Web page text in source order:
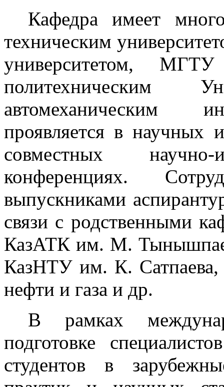
Кафедра имеет
техническим
университетом,
политехническим
автомеханическим
проявляется в научных
совместных научно-
конференциях.
выпускниками
связи с родственными
КазАТК им. М.
КазНТУ им. К. Сатпаева,
нефти и газа и др.
В рамках
подготовке
студентов в